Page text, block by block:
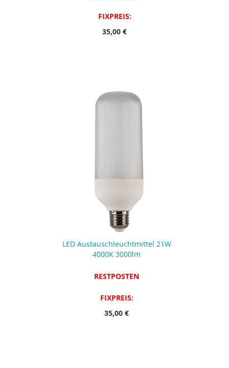
FIXPREIS:
35,00 €
LED Austauschleuchtmittel 21W
4000K 3000lm
RESTPOSTEN
FIXPREIS:
35,00 €